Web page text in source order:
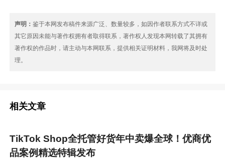
声明：鉴于本网发布稿件来源广泛、数量较多，如因作者联系方式不详或
其它原因未能与著作权拥有者取得联系，著作权人发现本网转载了其拥有
著作权的作品时，请主动与本网联系，提供相关证明材料，我网将及时处
理。
相关文章
TikTok Shop全托管好货年中卖爆全球！优商优
品案例精选特辑发布